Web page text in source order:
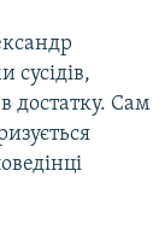
сусідів,
достатку. Сам